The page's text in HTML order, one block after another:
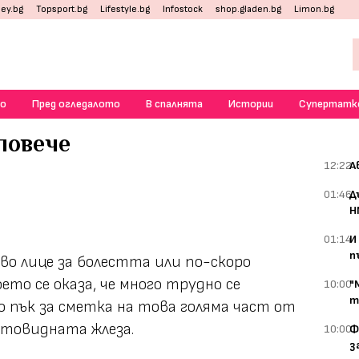
Topsport.bg Lifestyle.bg Infostock shop.gladen.bg Limon.bg
Пред огледалото В спалнята Истории
лице за болестта или по-скоро
се оказа, че много трудно се
за сметка на това голяма част от
жлеза.
12:22
01:46
01:14И
10:00
10:00